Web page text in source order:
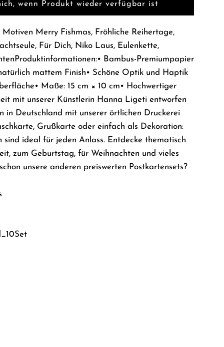
wenn Produkt wieder verfügbar ist
Merry Fishmas, Fröhliche Reihertage,
Für Dich, Niko Laus, Eulenkette,
Bambus-Premiumpapier
mattem Finish• Schöne Optik und Haptik
Maße: 15 cm × 10 cm• Hochwertiger
mit unserer Künstlerin Hanna Ligeti entworfen
in Deutschland mit unserer örtlichen Druckerei
Grußkarte oder einfach als Dekoration:
sind ideal für jeden Anlass. Entdecke thematisch
zum Geburtstag, für Weihnachten und vieles
unsere anderen preiswerten Postkartensets?